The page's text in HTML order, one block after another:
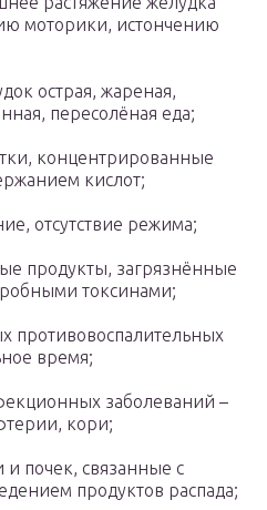
моторики, истончению
острая, жареная,
пересолёная еда;
концентрированные
кислот;
отсутствие режима;
продукты, загрязнённые
токсинами;
противовоспалительных
время;
заболеваний –
кори;
и почек, связанные с
продуктов распада;